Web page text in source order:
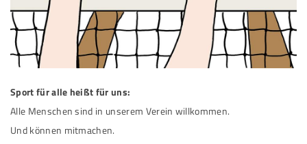
Sport für alle heißt für uns:
Alle Menschen sind in unserem Verein willkommen.
Und können mitmachen.